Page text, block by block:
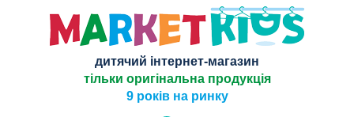
дитячий інтернет-магазин
тільки оригінальна продукція
9 років на ринку